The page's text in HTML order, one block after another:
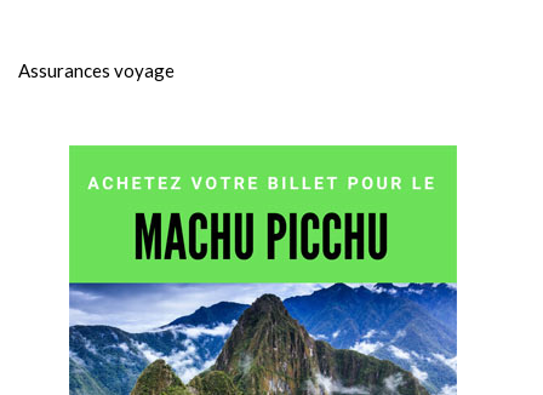
Assurances voyage